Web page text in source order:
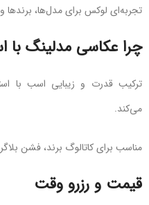
تجربه‌ای لوکس برای مدل‌ها، برندها
چرا عکاسی مدلینگ
ترکیب قدرت و زیبایی اسب با
می‌کند.
مناسب برای کاتالوگ برند، فشن
قیمت و رزرو وقت